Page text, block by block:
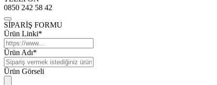
0850 242 58 42
SİPARİŞ FORMU
Ürün Linki*
Ürün Adı*
Ürün Görseli